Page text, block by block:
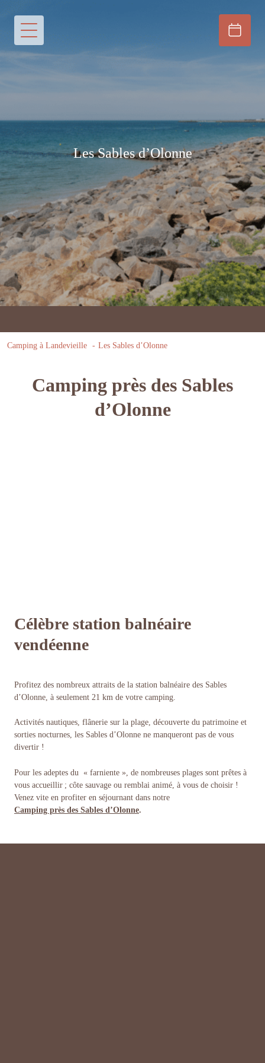
Les Sables d’Olonne
Camping à Landevieille Les Sables d’Olonne
Camping près des Sables
d’Olonne
Célèbre station balnéaire
vendéenne
Profitez des nombreux attraits de la station balnéaire des Sables
d’Olonne, à seulement 21 km de votre camping.
Activités nautiques, flânerie sur la plage, découverte du patrimoine et
sorties nocturnes, les Sables d’Olonne ne manqueront pas de vous
divertir !
Pour les adeptes du « farniente », de nombreuses plages sont prêtes à
vous accueillir ; côte sauvage ou remblai animé, à vous de choisir !
Venez vite en profiter en séjournant dans notre
Camping près des Sables d’Olonne.